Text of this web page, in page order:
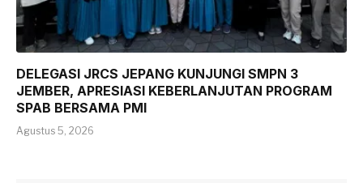
DELEGASI JRCS JEPANG KUNJUNGI SMPN 3
JEMBER, APRESIASI KEBERLANJUTAN PROGRAM
SPAB BERSAMA PMI
Agustus 5, 2026